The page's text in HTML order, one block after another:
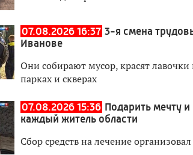
07.08.2026 16:37 3-я смена
Иванове
Они собирают мусор, красят
парках и скверах
07.08.2026 15:36 Подарить мечту
каждый житель области
Сбор средств на лечение